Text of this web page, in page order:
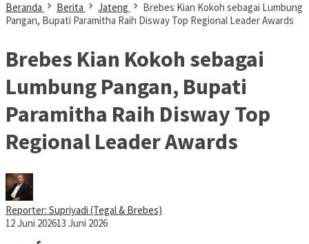
Beranda Berita Jateng
Brebes Kian Kokoh sebagai Lumbung
Pangan, Bupati Paramitha Raih Disway Top Regional Leader Awards
Brebes Kian Kokoh sebagai
Lumbung Pangan, Bupati
Paramitha Raih Disway Top
Regional Leader Awards
Reporter: Supriyadi (Tegal & Brebes)
12 Juni 202613 Juni 2026